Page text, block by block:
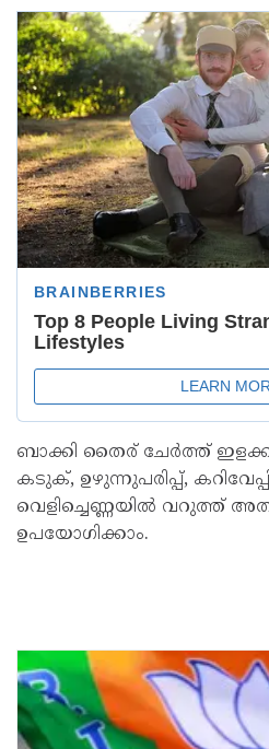
ബാക്കി തൈര് ചേർത്ത്
കടുക്, ഉഴുന്നുപരിപ്പ്,
വെളിച്ചെണ്ണയിൽ വറുത്ത്
ഉപയോഗിക്കാം.